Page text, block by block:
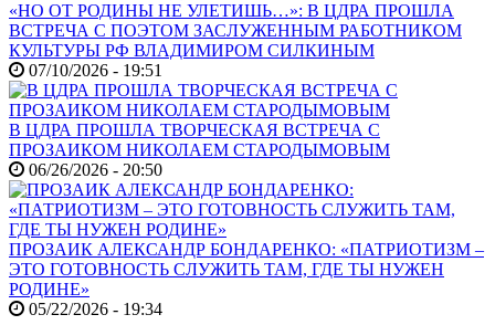
«НО ОТ РОДИНЫ НЕ УЛЕТИШЬ…»: В ЦДРА ПРОШЛА
ВСТРЕЧА С ПОЭТОМ ЗАСЛУЖЕННЫМ РАБОТНИКОМ
КУЛЬТУРЫ РФ ВЛАДИМИРОМ СИЛКИНЫМ
07/10/2026 - 19:51
В ЦДРА ПРОШЛА ТВОРЧЕСКАЯ ВСТРЕЧА С
ПРОЗАИКОМ НИКОЛАЕМ СТАРОДЫМОВЫМ
06/26/2026 - 20:50
ПРОЗАИК АЛЕКСАНДР БОНДАРЕНКО: «ПАТРИОТИЗМ –
ЭТО ГОТОВНОСТЬ СЛУЖИТЬ ТАМ, ГДЕ ТЫ НУЖЕН
РОДИНЕ»
05/22/2026 - 19:34